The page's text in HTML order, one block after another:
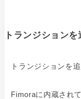
トランジション
トランジションを
Fimoraに内蔵され